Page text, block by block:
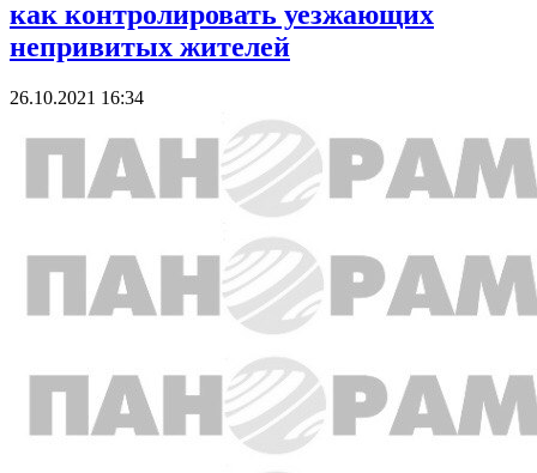
как контролировать уезжающих
непривитых жителей
26.10.2021 16:34